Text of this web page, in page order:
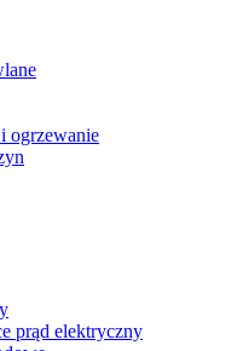
ogrzewanie
prąd elektryczny